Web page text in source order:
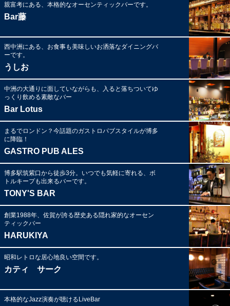
親富考にある、本格的なオーセンティックバーです。
Bar藤
西中洲にある、お食事も美味しいお洒落なダイニングバ
ーです。
うしお
中洲の大通りに面していながらも、入ると落ちついてゆ
っくり飲める素敵なバー
Bar Lotus
まるでロンドン？今話題のガストロパブスタイルが博多
に降臨！
GASTRO PUB ALES
博多駅筑紫口から徒歩3分。いつでも気軽に寄れる、ボ
トルキープも出来るバーです。
TONY'S BAR
創業1988年、佐賀が誇る歴史ある隠れ家的なオーセン
ティックバー
HARUKIYA
昭和レトロな居心地良い空間です。
カティ サーク
本格的なJazz演奏が聴けるLiveBar